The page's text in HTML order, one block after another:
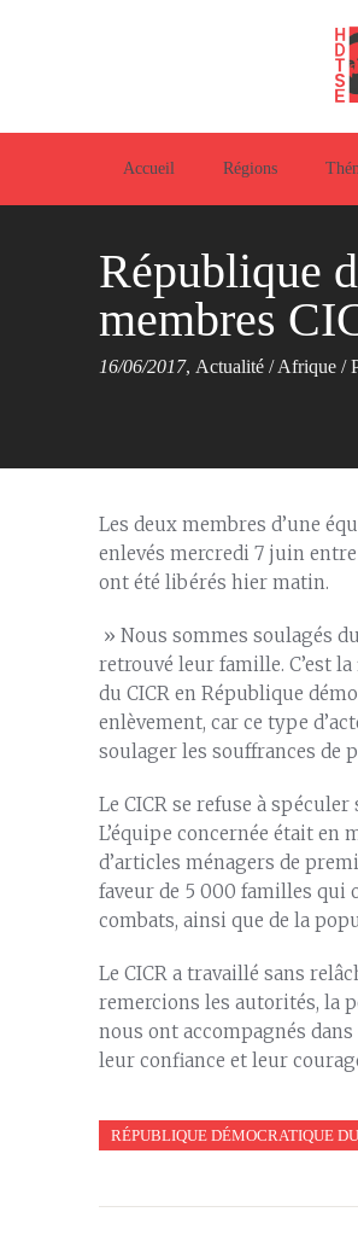
Accueil Régions
République
membres
16/06/2017, Actualité /Afrique /
Les deux membres d’une
enlevés mercredi 7 juin
ont été libérés hier matin.
» Nous sommes soulagés
retrouvé leur famille. C’est
du CICR en République
enlèvement, car ce type
soulager les souffrances de
Le CICR se refuse à
L’équipe concernée était
d’articles ménagers de
faveur de 5 000 familles qui
combats, ainsi que de la
Le CICR a travaillé sans
remercions les autorités, la
nous ont accompagnés
leur confiance et leur
RÉPUBLIQUE DÉMOCRATIQUE